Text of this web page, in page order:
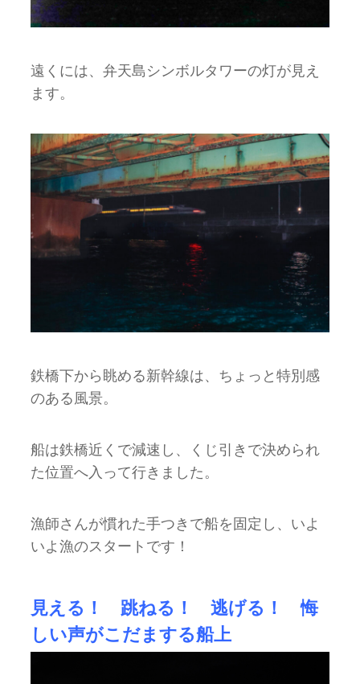
遠くには、弁天島シンボルタワーの灯が見え
ます。
鉄橋下から眺める新幹線は、ちょっと特別感
のある風景。
船は鉄橋近くで減速し、くじ引きで決められ
た位置へ入って行きました。
漁師さんが慣れた手つきで船を固定し、いよ
いよ漁のスタートです！
見える！ 跳ねる！ 逃げる！ 悔
しい声がこだまする船上